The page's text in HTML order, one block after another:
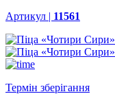
Артикул | 11561
Термін зберігання